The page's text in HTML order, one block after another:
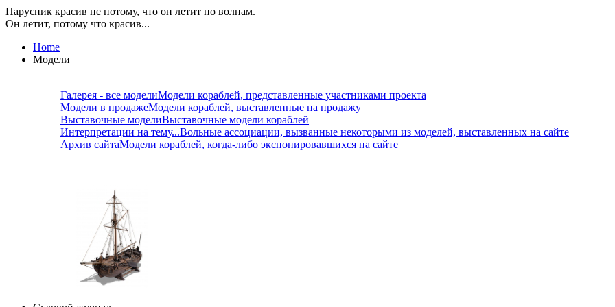
Парусник красив не потому, что он летит по волнам.
Он летит, потому что красив...
Home
Модели
Галерея - все моделиМодели кораблей, представленные участниками проекта
Модели в продажеМодели кораблей, выставленные на продажу
Выставочные моделиВыставочные модели кораблей
Интерпретации на тему...Вольные ассоциации, вызванные некоторыми из моделей, выставленных на сайте
Архив сайтаМодели кораблей, когда-либо экспонировавшихся на сайте